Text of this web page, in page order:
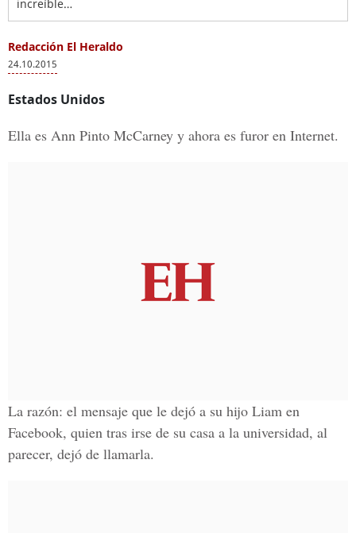
increíble…
Redacción El Heraldo
24.10.2015
Estados Unidos
Ella es Ann Pinto McCarney y ahora es furor en Internet.
La razón: el mensaje que le dejó a su hijo Liam en
Facebook, quien tras irse de su casa a la universidad, al
parecer, dejó de llamarla.